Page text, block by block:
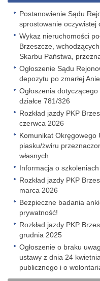
Postanowienie Sądu
sprostowanie oczywistej
Wykaz nieruchomości
Brzeszcze,
Skarbu Państwa,
Ogłoszenie Sądu
depozytu po zmarłej
Ogłoszenia
działce 781/326
Rozkład jazdy PKP
czerwca 2026
Komunikat Okręgowego
piasku/żwiru
własnych
Informacja o
Rozkład jazdy PKP
marca 2026
Bezpieczne badania
prywatność!
Rozkład jazdy PKP
grudnia 2025
Ogłoszenie o braku
ustawy z dnia 24
publicznego i o